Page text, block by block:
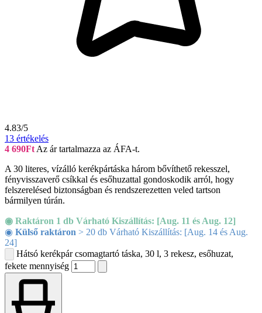
4.83/5
13 értékelés
4 690Ft Az ár tartalmazza az ÁFA-t.
A 30 literes, vízálló kerékpártáska három bővíthető rekesszel,
fényvisszaverő csíkkal és esőhuzattal gondoskodik arról, hogy
felszerelésed biztonságban és rendszerezetten veled tartson
bármilyen túrán.
◉ Raktáron 1 db Várható Kiszállítás: [Aug. 11 és Aug. 12]
◉ Külső raktáron > 20 db Várható Kiszállítás: [Aug. 14 és Aug.
24]
Hátsó kerékpár csomagtartó táska, 30 l, 3 rekesz, esőhuzat,
fekete mennyiség